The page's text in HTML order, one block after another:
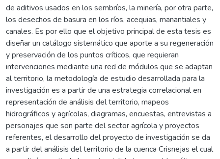
de aditivos usados en los sembríos, la minería, por otra parte,
los desechos de basura en los ríos, acequias, manantiales y
canales. Es por ello que el objetivo principal de esta tesis es
diseñar un catálogo sistemático que aporte a su regeneración
y preservación de los puntos críticos, que requieran
intervenciones mediante una red de módulos que se adaptan
al territorio, la metodología de estudio desarrollada para la
investigación es a partir de una estrategia correlacional en
representación de análisis del territorio, mapeos
hidrográficos y agrícolas, diagramas, encuestas, entrevistas a
personajes que son parte del sector agrícola y proyectos
referentes, el desarrollo del proyecto de investigación se da
a partir del análisis del territorio de la cuenca Crisnejas el cual